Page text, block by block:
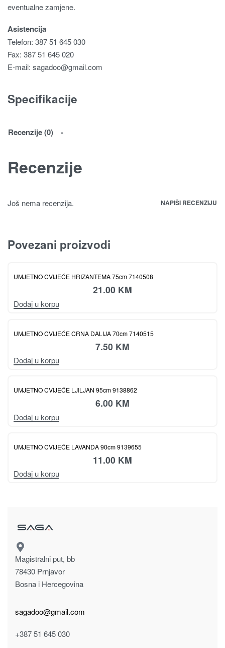
eventualne zamjene.
Asistencija
Telefon: 387 51 645 030
Fax: 387 51 645 020
E-mail: sagadoo@gmail.com
Specifikacije
Recenzije (0)
Recenzije
Još nema recenzija. NAPIŠI RECENZIJU
Povezani proizvodi
UMJETNO CVIJEĆE HRIZANTEMA 75cm 7140508
21.00 KM
Dodaj u korpu